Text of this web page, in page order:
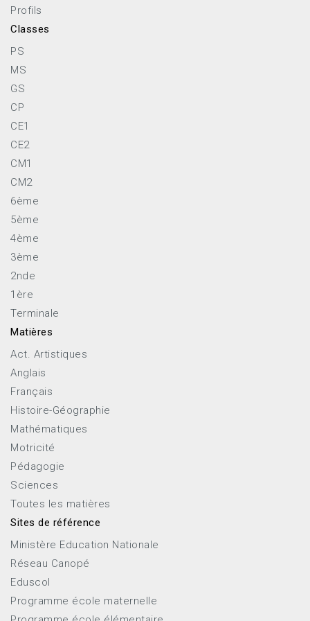
Langue : Anglais
Éditeur : Massachusetts Institute of Technology
University, All Rights Reserved
Profils
Classes
PS
MS
GS
CP
CE1
CE2
CM1
CM2
6ème
5ème
4ème
3ème
2nde
1ère
Terminale
Matières
Act. Artistiques
Anglais
Français
Histoire-Géographie
Mathématiques
Motricité
Pédagogie
Sciences
Toutes les matières
Sites de référence
Ministère Education Nationale
Réseau Canopé
Eduscol
Programme école maternelle